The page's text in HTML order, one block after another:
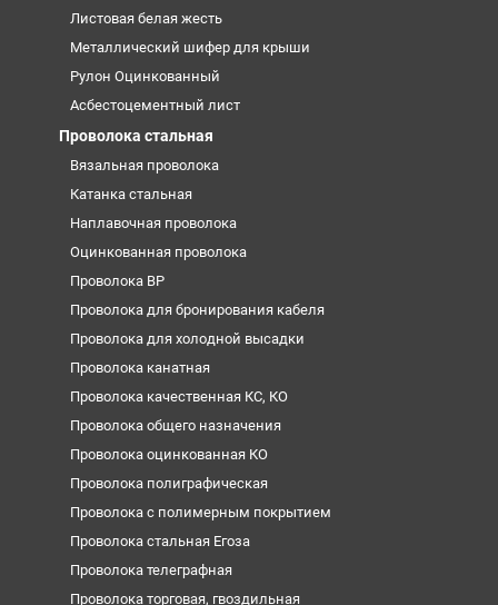
Листовая белая жесть
Металлический шифер для крыши
Рулон Оцинкованный
Асбестоцементный лист
Проволока стальная
Вязальная проволока
Катанка стальная
Наплавочная проволока
Оцинкованная проволока
Проволока ВР
Проволока для бронирования кабеля
Проволока для холодной высадки
Проволока канатная
Проволока качественная КС, КО
Проволока общего назначения
Проволока оцинкованная КО
Проволока полиграфическая
Проволока с полимерным покрытием
Проволока стальная Егоза
Проволока телеграфная
Проволока торговая, гвоздильная